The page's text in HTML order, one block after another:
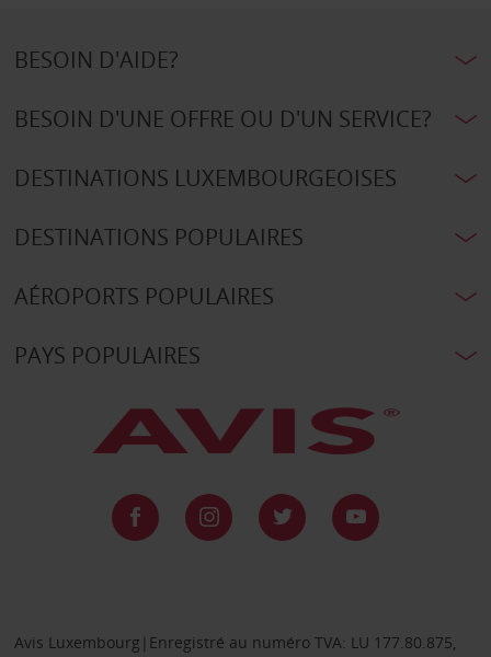
BESOIN D'AIDE?
BESOIN D'UNE OFFRE OU D'UN SERVICE?
DESTINATIONS LUXEMBOURGEOISES
DESTINATIONS POPULAIRES
AÉROPORTS POPULAIRES
PAYS POPULAIRES
Avis Luxembourg|Enregistré au numéro TVA: LU 177.80.875,